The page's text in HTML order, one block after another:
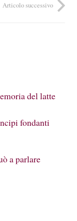
Articolo successivo
del latte
fondanti
a parlare